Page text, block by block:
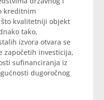
kreditnim
kvalitetniji objekt
tako,
izvora otvara se
započetih investicija,
sufinanciranja iz
dugoročnog